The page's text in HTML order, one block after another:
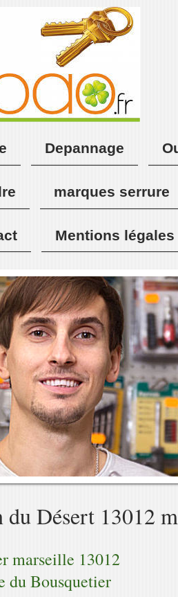
Depannage
marques serrure
Mentions légales
Désert 13012
marseille 13012
du Bousquetier